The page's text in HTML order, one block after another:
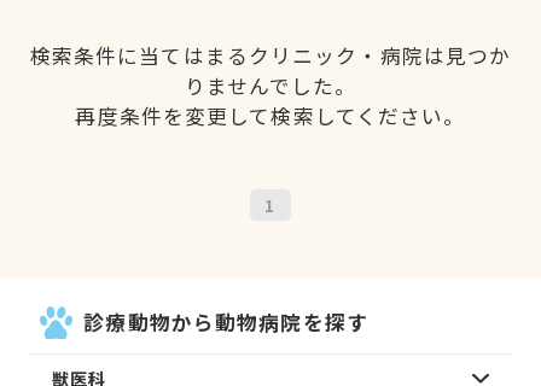
検索条件に当てはまるクリニック・病院は見つか
りませんでした。
再度条件を変更して検索してください。
1
診療動物から動物病院を探す
獣医科